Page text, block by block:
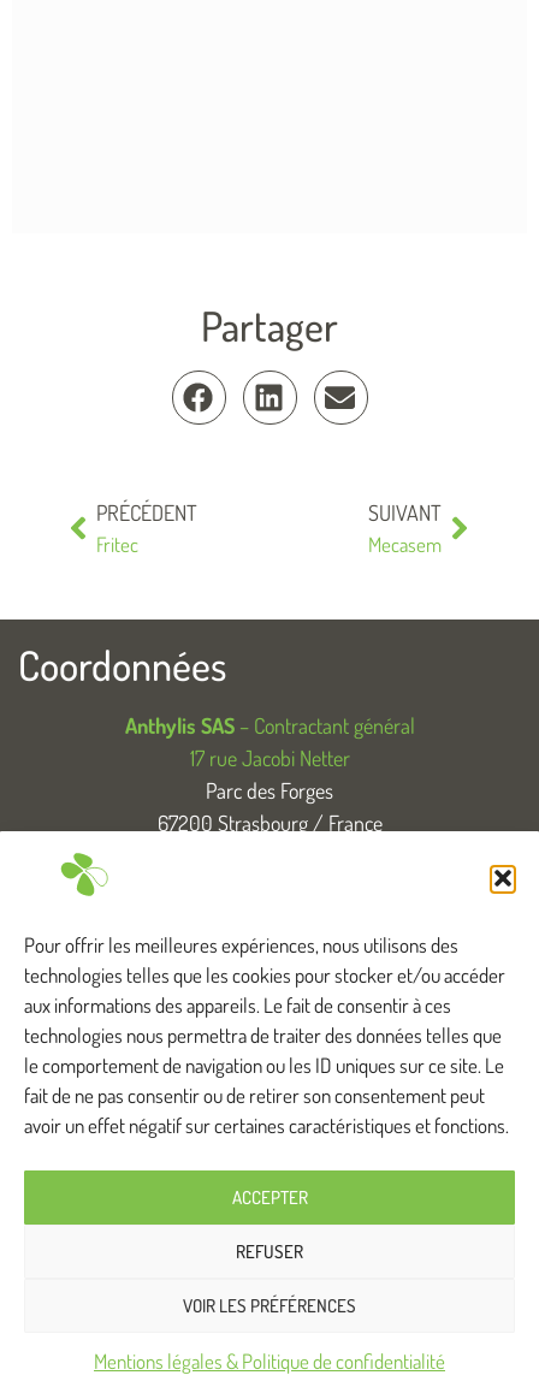
Pour offrir les meilleures expériences, nous utilisons des
technologies telles que les cookies pour stocker et/ou accéder
aux informations des appareils. Le fait de consentir à ces
technologies nous permettra de traiter des données telles que
le comportement de navigation ou les ID uniques sur ce site. Le
fait de ne pas consentir ou de retirer son consentement peut
avoir un effet négatif sur certaines caractéristiques et fonctions.
ACCEPTER
REFUSER
VOIR LES PRÉFÉRENCES
Mentions légales & Politique de confidentialité
Partager
PRÉCÉDENT
Fritec
SUIVANT
Mecasem
Coordonnées
Anthylis SAS– Contractant général
17 rue Jacobi Netter
Parc des Forges
67200 Strasbourg / France
Anthylis intervient ...
Bas-Rhin Haut-Rhin Doubs
Moselle
Vosges